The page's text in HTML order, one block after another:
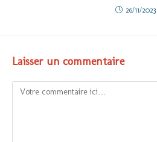
26/11/2023
Laisser un commentaire